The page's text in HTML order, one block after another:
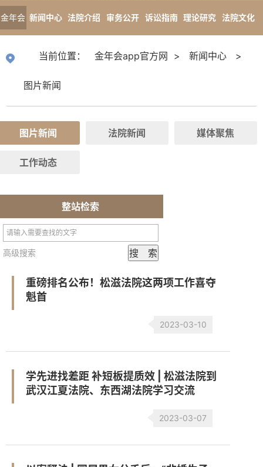
金年会
方网
新闻中心 法院介绍 审务公开 诉讼指南 理论研究 法院文化
当前位置： 金年会app官方网 > 新闻中心 >
图片新闻
图片新闻 法院新闻 媒体聚焦
工作动态
整站检索
高级搜索
重磅排名公布！松滋法院这两项工作喜夺
魁首
2023-03-10
学先进找差距 补短板提质效 | 松滋法院到
武汉江夏法院、东西湖法院学习交流
2023-03-07